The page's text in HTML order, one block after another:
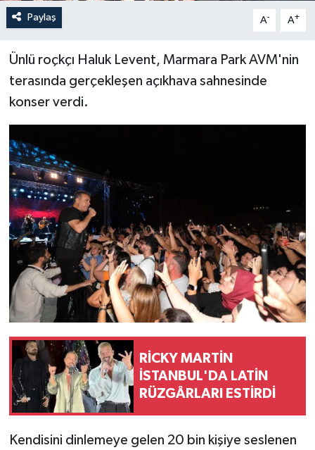
Paylaş A- A+
Ünlü roçkçı Haluk Levent, Marmara Park AVM'nin
terasında gerçekleşen açıkhava sahnesinde
konser verdi.
RİCKY MARTİN
İSTANBUL'DA LATİN
RÜZGÂRLARI ESTİRDİ
Kendisini dinlemeye gelen 20 bin kişiye seslenen